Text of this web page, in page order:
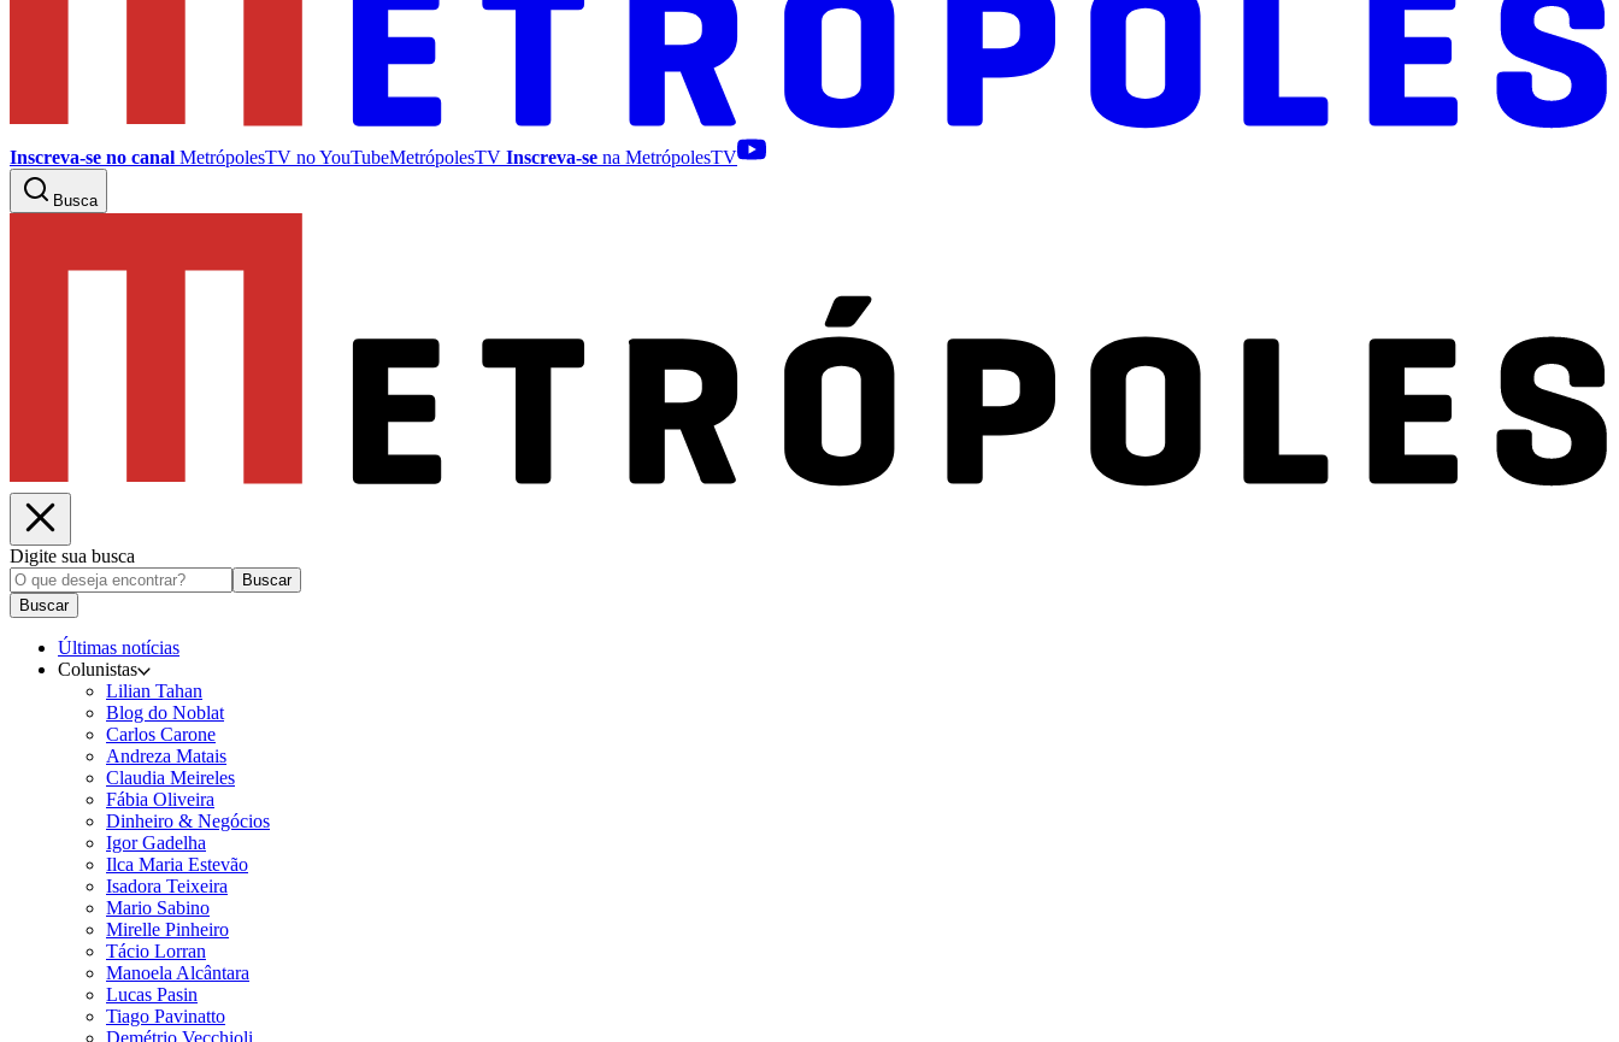
Inscreva-se no canal MetrópolesTV noYouTubeMetrópolesTV Inscreva-se na MetrópolesTV
Busca
Digite sua busca
Buscar
Buscar
Últimas notícias
Colunistas
Lilian Tahan
Blog do Noblat
Carlos Carone
Andreza Matais
Claudia Meireles
Fábia Oliveira
Dinheiro & Negócios
Igor Gadelha
Ilca Maria Estevão
Isadora Teixeira
Mario Sabino
Mirelle Pinheiro
Tácio Lorran
Manoela Alcântara
Lucas Pasin
Tiago Pavinatto